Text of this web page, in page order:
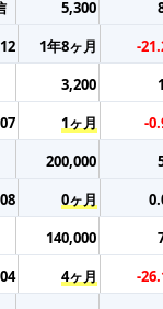
5,300
1年8ヶ月
-
3,200
1ヶ月
-
200,000
0ヶ月
140,000
4ヶ月
-